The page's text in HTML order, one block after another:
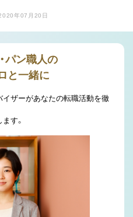
年07月20日
パン職人の
と一緒に
ザーがあなたの転職活動を徹
す。